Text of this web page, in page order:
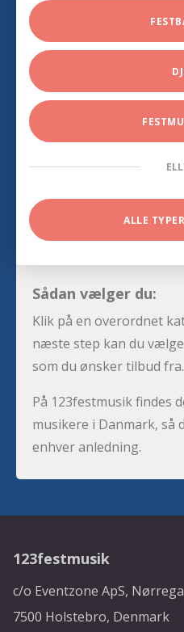
ALLE
Sådan vælger du:
Klik på en overordnet
næste step kan du
som du ønsker tilbud fra.
På 123festmusik findes
musikere i Danmark, så
enhver anledning.
123festmusik
c/o Eventzone ApS,
7500 Holstebro, Denmark